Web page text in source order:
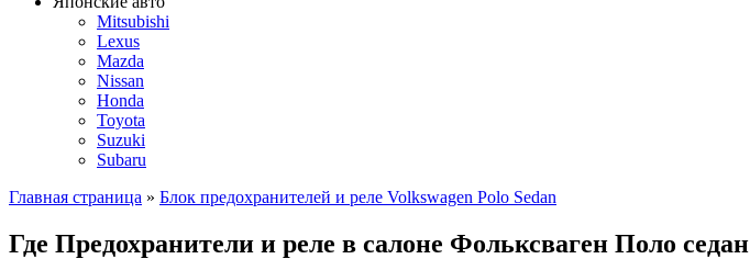
Mitsubishi
Lexus
Mazda
Nissan
Honda
Toyota
Suzuki
Subaru
Главная страница » Блок предохранителей и реле Volkswagen Polo Sedan
Где Предохранители и реле в салоне Фольксваген Поло седан